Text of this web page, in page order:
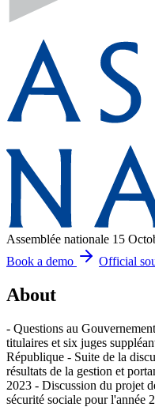
Assemblée nationale 15
Book a demo
Official
About
- Questions au
titulaires et six juges
République - Suite de la
résultats de la gestion et
2023 - Discussion du projet
sécurité sociale pour l'année